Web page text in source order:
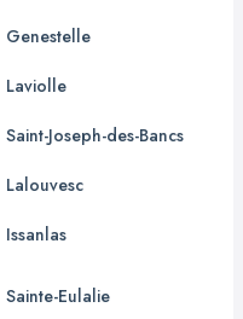
Genestelle
Laviolle
Saint-Joseph-des-Bancs
Lalouvesc
Issanlas
Sainte-Eulalie